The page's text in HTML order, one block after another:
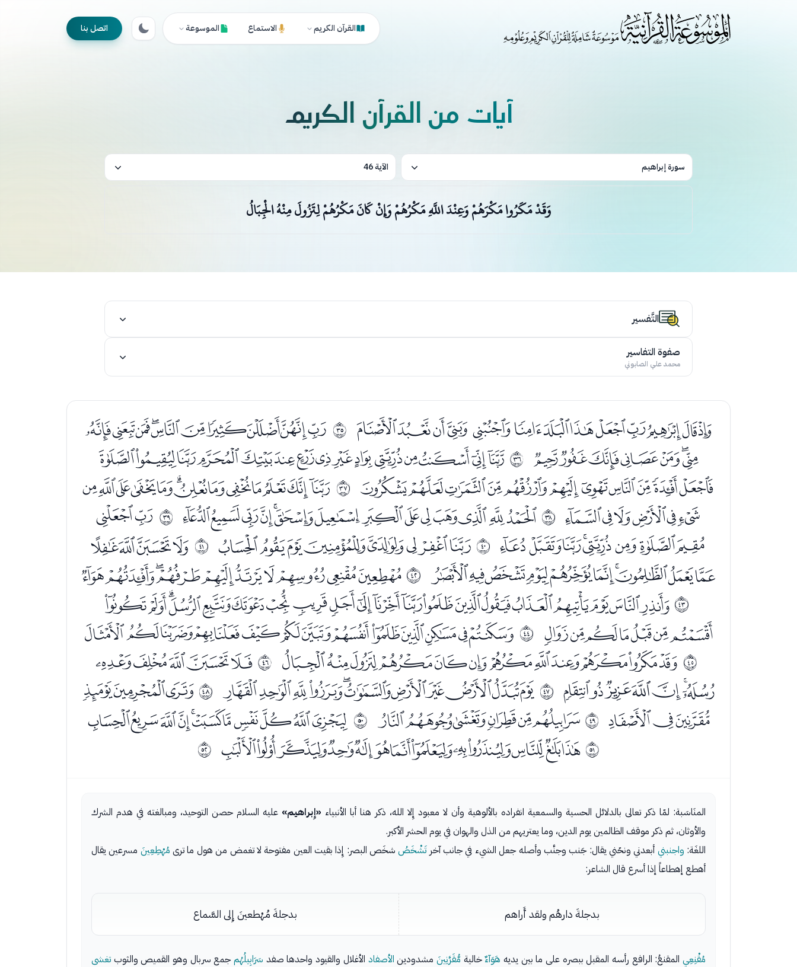
القرآن الكريم الاستماع الموسوعة اتصل بنا
آيات من القرآن الكريم
سورة إبراهيم الآية 46
وَقَدْ مَكَرُوا مَكْرَهُمْ وَعِنْدَ اللَّهِ مَكْرُهُمْ وَإِنْ كَانَ مَكْرُهُمْ لِتَزُولَ مِنْهُ الْجِبَالُ
التَّفسير
صفوة التفاسير
محمد علي الصابوني
ﭣﭤﭥﭦﭧﭨﭩﭪﭫﭬﭭﭮﭯ ﰢ ﭱﭲﭳﭴﭵﭶﭷﭸﭹﭺ
ﭻﭼﭽﭾﭿﮀﮁ ﰣﮃﮄﮅﮆﮇﮈﮉﮊﮋﮌﮍﮎﮏﮐﮑ
ﮒﮓﮔﮕﮖﮗﮘﮙﮚﮛﮜ ﰤ ﮞﮟﮠﮡﮢﮣﮤﮥﮦﮧﮨﮩﮪ
ﮫﮬﮭﮮﮯﮰ ﰥﯓﯔﯕﯖﯗﯘﯙﯚﯛﯜﯝﯞﯟﯠ ﰦ ﯢﯣ
ﯤﯥﯦﯧﯨﯩﯪﯫ ﰧﯭﯮﯯﯰﯱﯲﯳﯴ ﰨ ﯶﯷﯸﯹ
ﯺﯻﯼﯽﯾﯿﰀﰁﰂﰃ ﰩﭑﭒﭓﭔﭕﭖﭗﭘﭙﭚ
ﰪﭜﭝﭞﭟﭠﭡﭢﭣﭤﭥﭦﭧﭨﭩﭪﭫﭬﭭﭮﭯ
ﭰﭱﭲﭳﭴﭵﭶ ﰫ ﭸﭹﭺﭻﭼﭽﭾﭿﮀﮁﮂﮃﮄﮅ
ﰬ ﮇﮈﮉﮊﮋﮌﮍﮎﮏﮐﮑﮒ ﰭﮔﮕﮖﮗﮘ
ﮙﮚﮛﮜﮝﮞﮟ ﰮﮡﮢﮣﮤﮥﮦﮧﮨﮩﮪﮫ ﰯﮭﮮﮯ
ﮰﮱﯓ ﰰﯕﯖﯗﯘﯙﯚ ﰱﯜﯝﯞﯟﯠﯡﯢﯣﯤﯥﯦ
ﰲﯨﯩﯪﯫﯬﯭﯮﯯﯰﯱﯲﯳﯴ ﰳ
المنَاسَبة: لمّا ذكر تعالى بالدلائل الحسية والسمعية انفراده بالألوهية وأن لا معبود إِلا الله، ذكر هنا أبا الأنبياء «إِبراهيم» عليه السلام حصن التوحيد، ومبالغته في هدم الشرك
والأوثان، ثم ذكر موقف الظالمين يوم الدين، وما يعتريهم من الذل والهوان في يوم الحشر الأكبر.
اللغَة: واجنبني أبعدني ونحّني يقال: جَنب وجنَّب وأصله جعل الشيء في جانب آخرتَشْخَصُشخَص البصر: إِذا بقيت العين مفتوحة لا تغمض من هول ما ترى مُهْطِعِينَ مسرعين يقال
أهطع إهطاعاً إذا أسرع قال الشاعر:
بدجلةَ دارهُم ولقد أَراهم بدجلةَ مُهْطعينَ إِلى السَّماع
مُقْنِعِيالمقنعُ: الرافع رأسه المقبل ببصره على ما بين يديه هَوَآءٌخالية مُّقَرَّنِينَ مشدودين الأصفاد الأغلال والقيود واحدها صفد سَرَابِيلُهُمجمع سربال وهو القميص والثوب تغشى